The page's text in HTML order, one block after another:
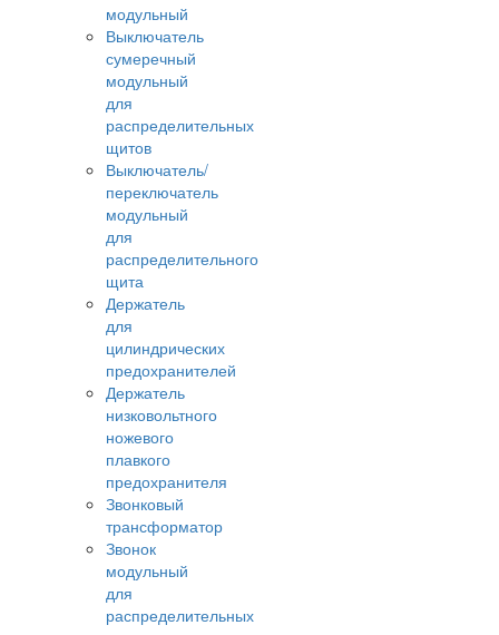
модульный
Выключатель
сумеречный
модульный
для
распределительных
щитов
Выключатель/
переключатель
модульный
для
распределительного
щита
Держатель
для
цилиндрических
предохранителей
Держатель
низковольтного
ножевого
плавкого
предохранителя
Звонковый
трансформатор
Звонок
модульный
для
распределительных